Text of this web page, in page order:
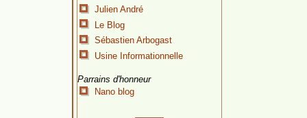
Julien André
Le Blog
Sébastien Arbogast
Usine Informationnelle
Parrains d'honneur
Nano blog